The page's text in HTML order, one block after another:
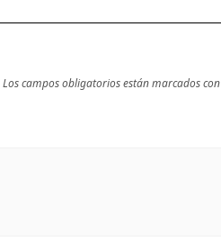
Los campos obligatorios están marcados con